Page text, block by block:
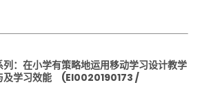
：在小学有策略地运用移动学习设计教学
及学习效能 (EI0020190173 /